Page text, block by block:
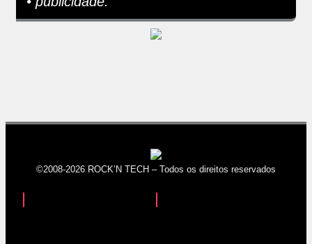
©2008-2026 ROCK’N TECH – Todos os direitos reservados